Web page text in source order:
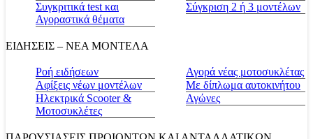
Συγκριτικά test και
Αγοραστικά θέματα
Σύγκριση 2 ή 3 μοντέλων
ΕΙΔΗΣΕΙΣ – ΝΕΑ ΜΟΝΤΕΛΑ
Ροή ειδήσεων
Αφίξεις νέων μοντέλων
Ηλεκτρικά Scooter &
Μοτοσυκλέτες
Αγορά νέας μοτοσυκλέτας
Με δίπλωμα αυτοκινήτου
Αγώνες